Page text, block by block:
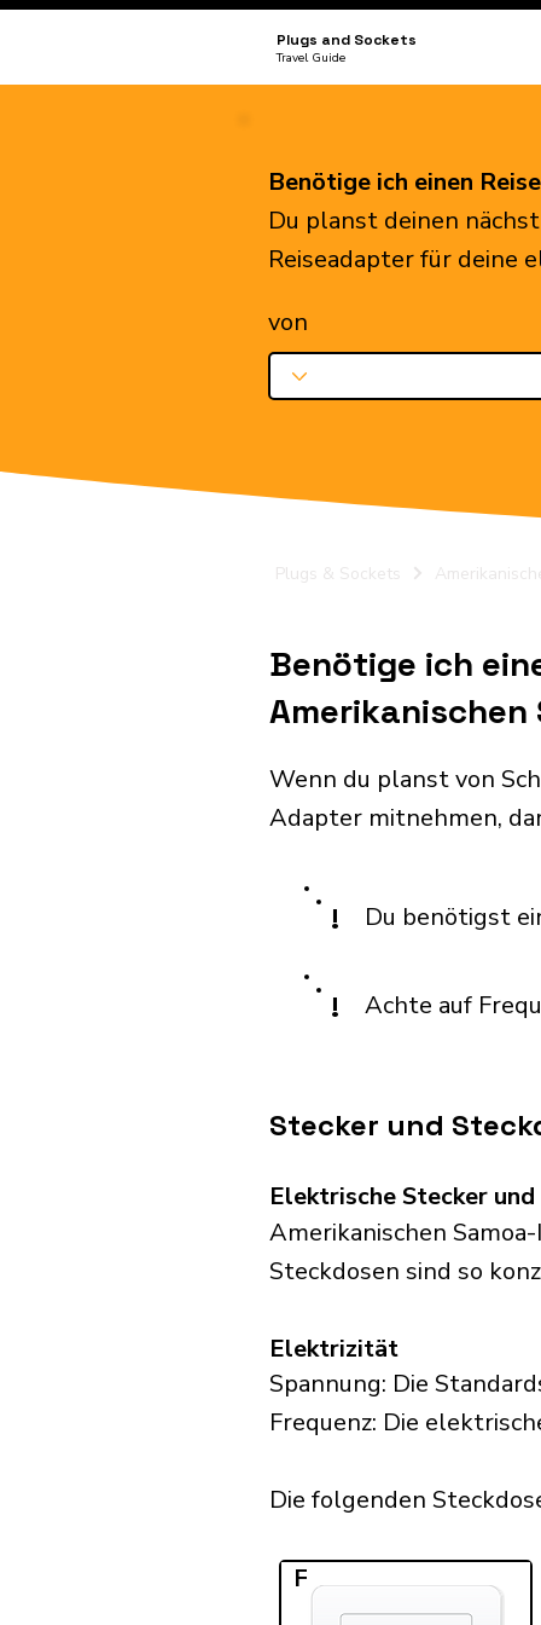
Plugs and Sockets
Travel Guide
Benötige ich einen
Du planst deinen
Reiseadapter für deine
von
Plugs & Sockets
Benötige ich
Amerikanischen
Wenn du planst von
Adapter mitnehmen,
! Du benötigst
! Achte auf
Stecker und
Elektrische Stecker
Amerikanischen
Steckdosen sind so
Elektrizität
Spannung: Die
Frequenz: Die
Die folgenden
F